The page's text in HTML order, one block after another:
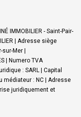
IMMOBILIER - Saint-Pair-
| Adresse siège
sur-Mer |
| Numero TVA
: SARL | Capital
médiateur : NC | Adresse
juridiquement et